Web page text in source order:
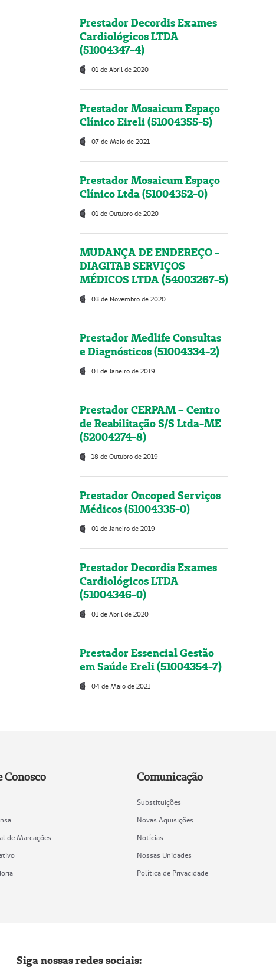
Prestador Decordis Exames
Cardiológicos LTDA
(51004347-4)
01 de Abril de 2020
Prestador Mosaicum Espaço
Clínico Eireli (51004355-5)
07 de Maio de 2021
Prestador Mosaicum Espaço
Clínico Ltda (51004352-0)
01 de Outubro de 2020
MUDANÇA DE ENDEREÇO -
DIAGITAB SERVIÇOS
MÉDICOS LTDA (54003267-5)
03 de Novembro de 2020
Prestador Medlife Consultas
e Diagnósticos (51004334-2)
01 de Janeiro de 2019
Prestador CERPAM – Centro
de Reabilitação S/S Ltda-ME
(52004274-8)
18 de Outubro de 2019
Prestador Oncoped Serviços
Médicos (51004335-0)
01 de Janeiro de 2019
Prestador Decordis Exames
Cardiológicos LTDA
(51004346-0)
01 de Abril de 2020
Prestador Essencial Gestão
em Saúde Ereli (51004354-7)
04 de Maio de 2021
Conosco
de Marcações
Comunicação
Substituições
Novas Aquisições
Notícias
Nossas Unidades
Política de Privacidade
Siga nossas redes sociais: